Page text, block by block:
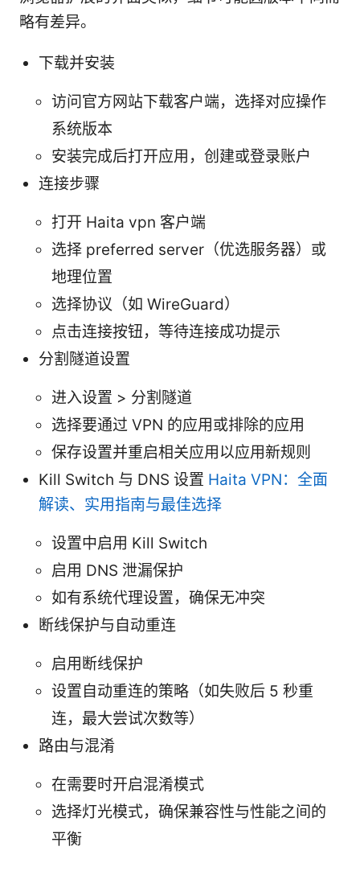
略有差异。
下载并安装
访问官方网站下载客户端，选择对应操作
系统版本
安装完成后打开应用，创建或登录账户
连接步骤
打开 Haita vpn 客户端
选择 preferred server（优选服务器）或
地理位置
选择协议（如 WireGuard）
点击连接按钮，等待连接成功提示
分割隧道设置
进入设置 > 分割隧道
选择要通过 VPN 的应用或排除的应用
保存设置并重启相关应用以应用新规则
Kill Switch 与 DNS 设置 Haita VPN：全面
解读、实用指南与最佳选择
设置中启用 Kill Switch
启用 DNS 泄漏保护
如有系统代理设置，确保无冲突
断线保护与自动重连
启用断线保护
设置自动重连的策略（如失败后 5 秒重
连，最大尝试次数等）
路由与混淆
在需要时开启混淆模式
选择灯光模式，确保兼容性与性能之间的
平衡